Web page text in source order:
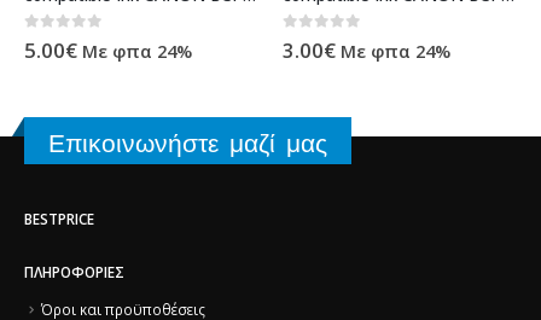
0out of 5
5.00€ Με φπα 24% 0 out of 5
3.00€ Με φπα 24%
Επικοινωνήστε μαζί μας
BESTPRICE
ΠΛΗΡΟΦΟΡΊΕΣ
Όροι και προϋποθέσεις